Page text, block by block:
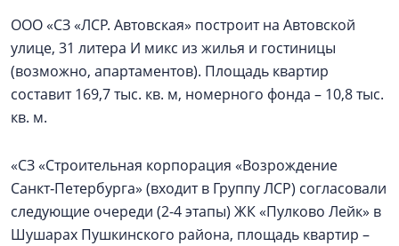
ООО «СЗ «ЛСР. Автовская» построит на Автовской
улице, 31 литера И микс из жилья и гостиницы
(возможно, апартаментов). Площадь квартир
составит 169,7 тыс. кв. м, номерного фонда – 10,8 тыс.
кв. м.
«СЗ «Строительная корпорация «Возрождение
Санкт‑Петербурга» (входит в Группу ЛСР) согласовали
следующие очереди (2-4 этапы) ЖК «Пулково Лейк» в
Шушарах Пушкинского района, площадь квартир –